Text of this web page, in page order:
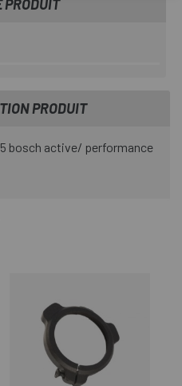
PRODUIT
PRODUIT
bosch active/ performance